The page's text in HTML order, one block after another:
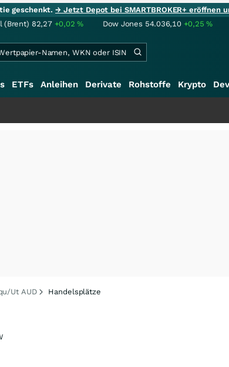
geschenkt.→ Jetzt Depot bei SMARTBROKER+ eröffnen
(Brent) 82,27 +0,02% Dow Jones 54.036,10 +0,25%
ETFs Anleihen Derivate Rohstoffe Krypto
Ut AUD Handelsplätze